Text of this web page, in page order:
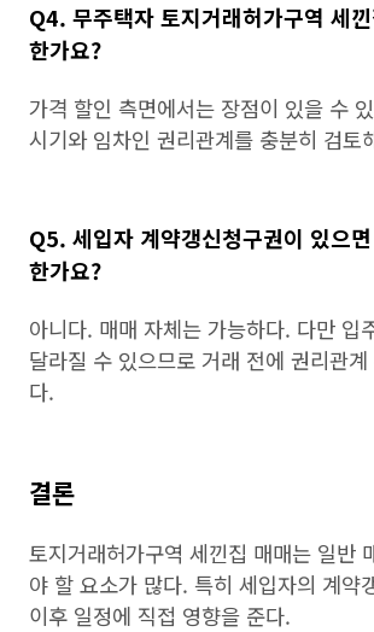
Q4. 무주택자 토지거래허가구역 세
한가요?
가격 할인 측면에서는 장점이 있을 수
시기와 임차인 권리관계를 충분히 검토
Q5. 세입자 계약갱신청구권이 있으
한가요?
아니다. 매매 자체는 가능하다. 다만 입
달라질 수 있으므로 거래 전에 권리관
다.
결론
토지거래허가구역 세낀집 매매는 일반
야 할 요소가 많다. 특히 세입자의 계약
이후 일정에 직접 영향을 준다.